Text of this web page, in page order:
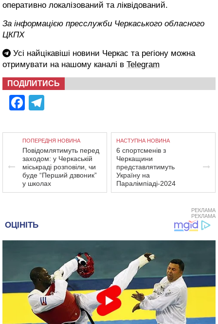
оперативно локалізований та ліквідований.
За інформацією пресслужби Черкаського обласного
ЦКПХ
Усі найцікавіші новини Черкас та регіону можна
отримувати на нашому каналі в Telegram
ПОДІЛИТИСЬ
Facebook
ПОПЕРЕДНЯ НОВИНА
Повідомлятимуть перед
заходом: у Черкаській
міськраді розповіли, чи
буде “Перший дзвоник”
у школах
НАСТУПНА НОВИНА
6 спортсменів з
Черкащини
представлятимуть
Україну на
Паралімпіаді-2024
РЕКЛАМА
РЕКЛАМА